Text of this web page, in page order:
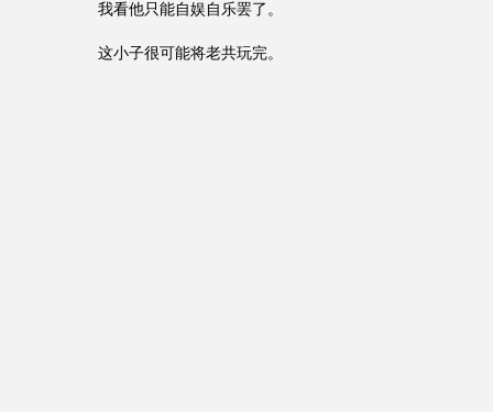
我看他只能自娱自乐罢了。
这小子很可能将老共玩完。